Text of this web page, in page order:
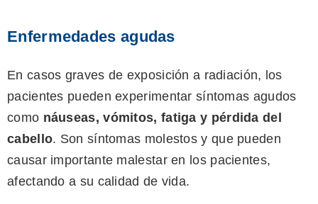
Enfermedades agudas
En casos graves de exposición a radiación, los
pacientes pueden experimentar síntomas agudos
como náuseas, vómitos, fatiga y pérdida del
cabello. Son síntomas molestos y que pueden
causar importante malestar en los pacientes,
afectando a su calidad de vida.